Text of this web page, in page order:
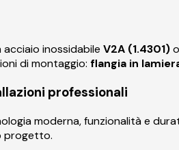
acciaio inossidabile V2A (1.4301)
di montaggio: flangia in
professionali
moderna, funzionalità e
progetto.